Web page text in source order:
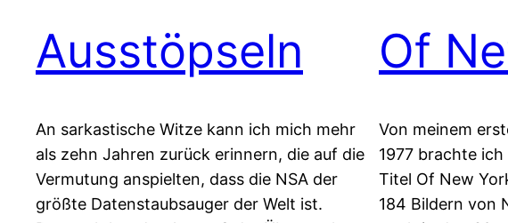
Ausstöpseln
An sarkastische Witze kann ich mich mehr
als zehn Jahren zurück erinnern, die auf die
Vermutung anspielten, dass die NSA der
größte Datenstaubsauger der Welt ist.
Of
Von meinem
1977 brachte
Titel Of New
184 Bildern von